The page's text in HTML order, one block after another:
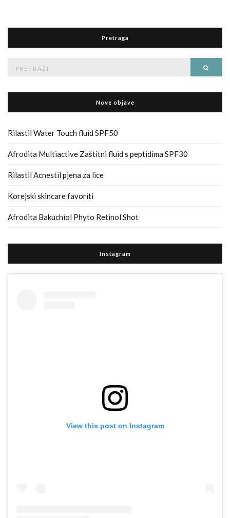
Pretraga
Nove objave
Rilastil Water Touch fluid SPF50
Afrodita Multiactive Zaštitni fluid s peptidima SPF30
Rilastil Acnestil pjena za lice
Korejski skincare favoriti
Afrodita Bakuchiol Phyto Retinol Shot
Instagram
View this post on Instagram